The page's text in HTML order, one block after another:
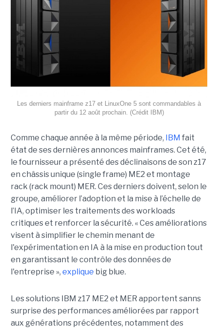
Les derniers mainframe z17 et LinuxOne 5 sont commandables à
partir du 12 août prochain. (Crédit IBM)
Comme chaque année à la même période, IBM fait
état de ses dernières annonces mainframes. Cet été,
le fournisseur a présenté des déclinaisons de son z17
en châssis unique (single frame) ME2 et montage
rack (rack mount) MER. Ces derniers doivent, selon le
groupe, améliorer l’adoption et la mise à l’échelle de
l’IA, optimiser les traitements des workloads
critiques et renforcer la sécurité. « Ces améliorations
visent à simplifier le chemin menant de
l'expérimentation en IA à la mise en production tout
en garantissant le contrôle des données de
l'entreprise », explique big blue.
Les solutions IBM z17 ME2 et MER apportent sanns
surprise des performances améliorées par rapport
aux générations précédentes, notamment des